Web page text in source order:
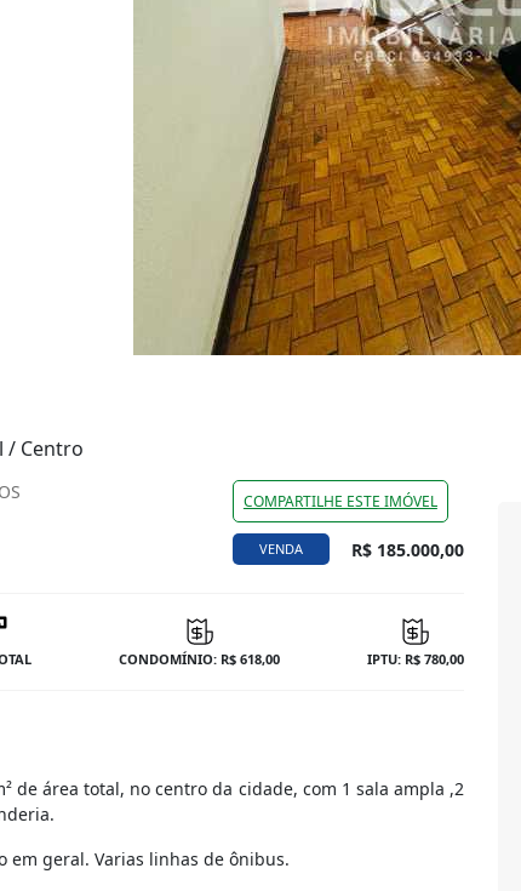
/ Centro
COMPARTILHE ESTE IMÓVEL
VENDA R$ 185.000,00
CONDOMÍNIO: R$ 618,00 IPTU: R$ 780,00
de área total, no centro da cidade, com 1 sala ampla ,2
em geral. Varias linhas de ônibus.